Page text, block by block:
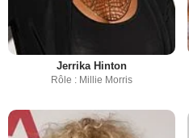
Jerrika Hinton
Rôle : Millie Morris